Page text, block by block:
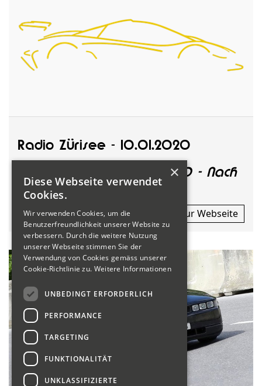
Radio Zürisee - 10.01.2020
Kerenzerbergrennen 2020 - Nach
50 Jahren ein Revival
zur Webseite
×
Diese Webseite verwendet
Cookies.
Wir verwenden Cookies, um die
Benutzerfreundlichkeit unserer Website zu
verbessern. Durch die weitere Nutzung
unserer Webseite stimmen Sie der
Verwendung von Cookies gemäss unserer
Cookie-Richtlinie zu. Weitere Informationen
UNBEDINGT ERFORDERLICH
PERFORMANCE
TARGETING
FUNKTIONALITÄT
UNKLASSIFIZIERTE